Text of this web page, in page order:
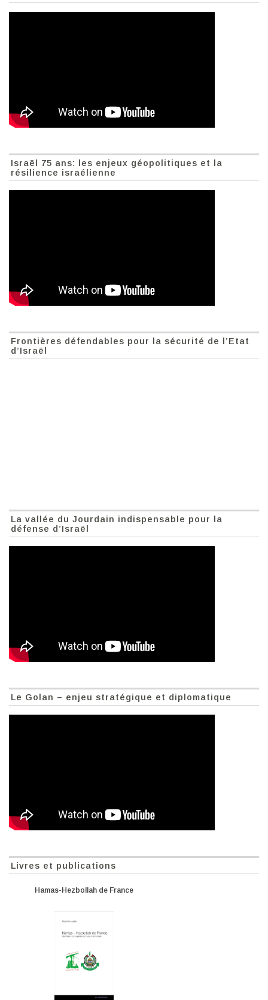
Israël 75 ans: les enjeux géopolitiques et la
résilience israélienne
Frontières défendables pour la sécurité de l’Etat
d’Israël
La vallée du Jourdain indispensable pour la
défense d’Israël
Le Golan – enjeu stratégique et diplomatique
Livres et publications
Hamas-Hezbollah de France